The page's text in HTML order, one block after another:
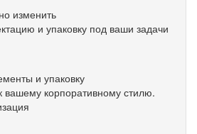
изменить
и упаковку под ваши задачи
и упаковку
вашему корпоративному стилю.